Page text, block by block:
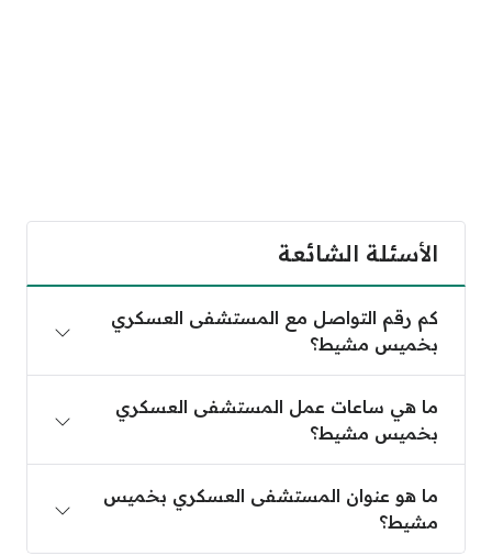
الأسئلة الشائعة
كم رقم التواصل مع المستشفى العسكري
بخميس مشيط؟
ما هي ساعات عمل المستشفى العسكري
بخميس مشيط؟
ما هو عنوان المستشفى العسكري بخميس
مشيط؟